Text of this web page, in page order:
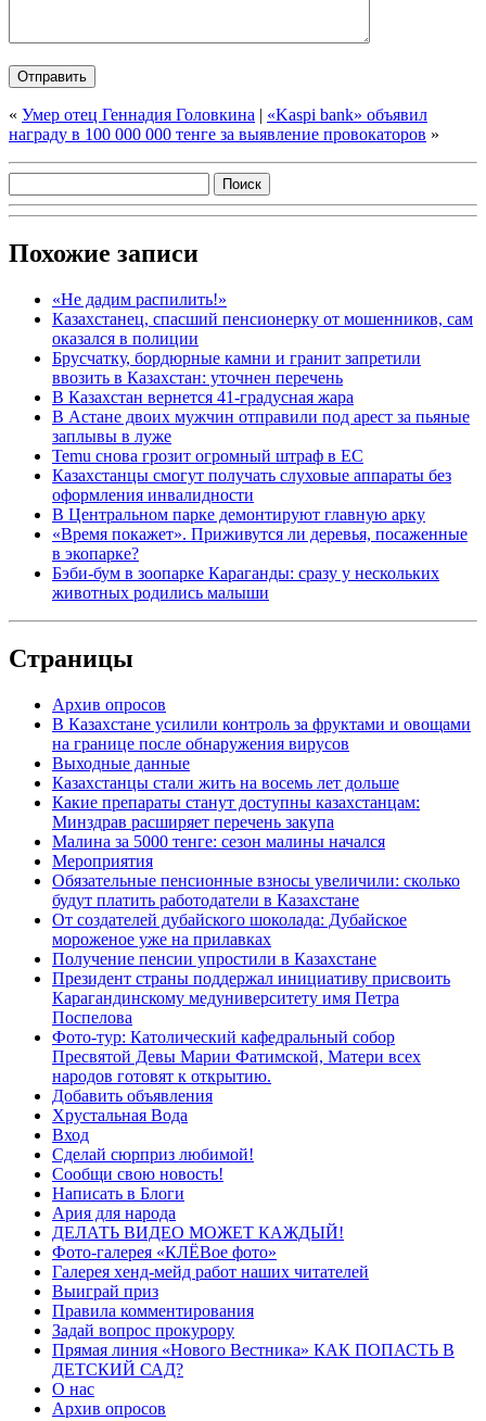
« Умер отец Геннадия Головкина | «Kaspi bank» объявил
награду в 100 000 000 тенге за выявление провокаторов »
Похожие записи
«Не дадим распилить!»
Казахстанец, спасший пенсионерку от мошенников, сам
оказался в полиции
Брусчатку, бордюрные камни и гранит запретили
ввозить в Казахстан: уточнен перечень
В Казахстан вернется 41-градусная жара
В Астане двоих мужчин отправили под арест за пьяные
заплывы в луже
Temu снова грозит огромный штраф в ЕС
Казахстанцы смогут получать слуховые аппараты без
оформления инвалидности
В Центральном парке демонтируют главную арку
«Время покажет». Приживутся ли деревья, посаженные
в экопарке?
Бэби-бум в зоопарке Караганды: сразу у нескольких
животных родились малыши
Страницы
Архив опросов
В Казахстане усилили контроль за фруктами и овощами
на границе после обнаружения вирусов
Выходные данные
Казахстанцы стали жить на восемь лет дольше
Какие препараты станут доступны казахстанцам:
Минздрав расширяет перечень закупа
Малина за 5000 тенге: сезон малины начался
Мероприятия
Обязательные пенсионные взносы увеличили: сколько
будут платить работодатели в Казахстане
От создателей дубайского шоколада: Дубайское
мороженое уже на прилавках
Получение пенсии упростили в Казахстане
Президент страны поддержал инициативу присвоить
Карагандинскому медуниверситету имя Петра
Поспелова
Фото-тур: Католический кафедральный собор
Пресвятой Девы Марии Фатимской, Матери всех
народов готовят к открытию.
Добавить объявления
Хрустальная Вода
Вход
Сделай сюрприз любимой!
Сообщи свою новость!
Написать в Блоги
Ария для народа
ДЕЛАТЬ ВИДЕО МОЖЕТ КАЖДЫЙ!
Фото-галерея «КЛЁВое фото»
Галерея хенд-мейд работ наших читателей
Выиграй приз
Правила комментирования
Задай вопрос прокурору
Прямая линия «Нового Вестника» КАК ПОПАСТЬ В
ДЕТСКИЙ САД?
О нас
Архив опросов